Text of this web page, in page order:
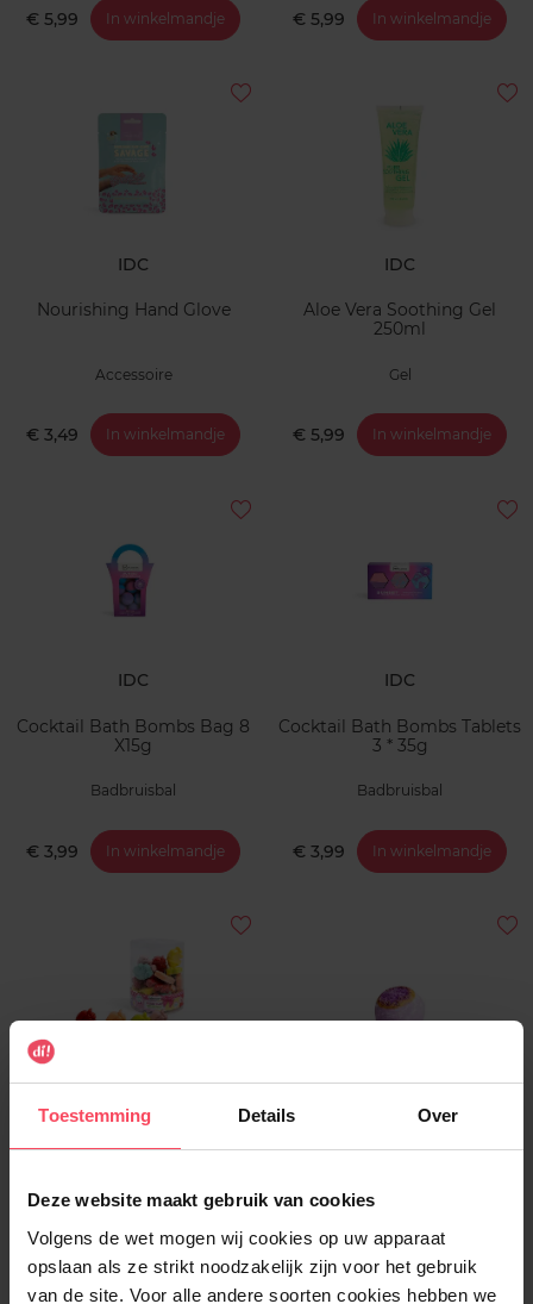
Toestemming Details Over
Deze website maakt gebruik van cookies
Volgens de wet mogen wij cookies op uw apparaat
opslaan als ze strikt noodzakelijk zijn voor het gebruik
van de site. Voor alle andere soorten cookies hebben we
€ 5,99 In winkelmandje € 5,99 In winkelmandje
IDC
Nourishing Hand Glove
Accessoire
€ 3,49 In winkelmandje
IDC
Aloe Vera Soothing Gel
250ml
Gel
€ 5,99 In winkelmandje
IDC
Cocktail Bath Bombs Bag 8
X15g
Badbruisbal
€ 3,99 In winkelmandje
IDC
Cocktail Bath Bombs Tablets
3 * 35g
Badbruisbal
€ 3,99 In winkelmandje
Handzeep
€ 1,99 In winkelmandje
Badbruisbal
€ 1,99 In winkelmandje